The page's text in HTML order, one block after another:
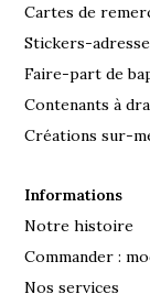
Cartes de
Stickers-adresse
Faire-part de
Contenants à
Créations sur-
Informations
Notre histoire
Commander :
Nos services